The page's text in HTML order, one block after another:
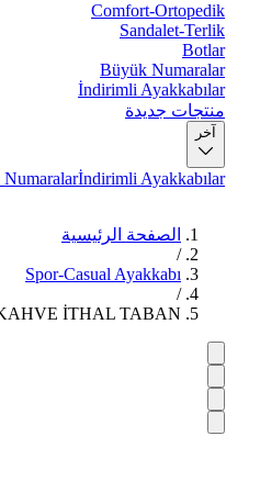
Comfort-Ortopedik
Sandalet-Terlik
Botlar
Büyük Numaralar
İndirimli Ayakkabılar
منتجات جديدة
آخر
İndirimli Ayakkabılar
الصفحة الرئيسية
/
Spor-Casual Ayakkabı
/
İTHAL TABAN